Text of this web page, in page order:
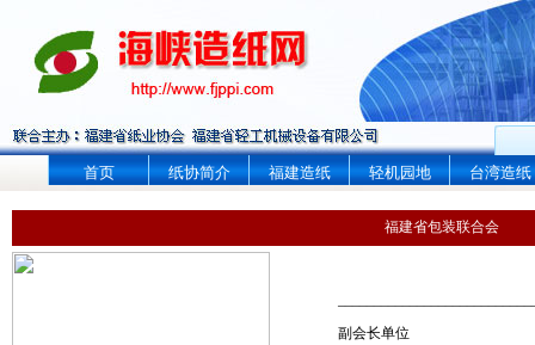
首页 纸协简介 福建造纸 轻机园地 台湾造纸
福建省包装联合会
副会长单位